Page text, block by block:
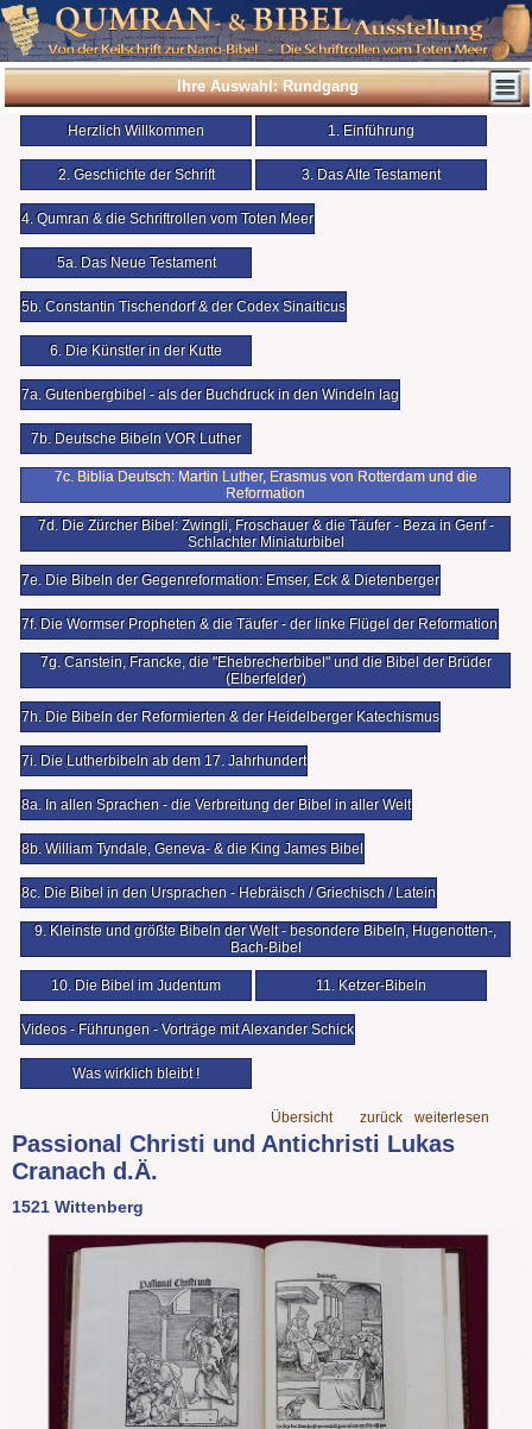
Ihre Auswahl: Rundgang
Herzlich Willkommen 1. Einführung
2. Geschichte der Schrift 3. Das Alte Testament
4. Qumran & die Schriftrollen vom Toten Meer
5a. Das Neue Testament
5b. Constantin Tischendorf & der Codex Sinaiticus
6. Die Künstler in der Kutte
7a. Gutenbergbibel - als der Buchdruck in den Windeln lag
7b. Deutsche Bibeln VOR Luther
7c. Biblia Deutsch: Martin Luther, Erasmus von Rotterdam und die
Reformation
7d. Die Zürcher Bibel: Zwingli, Froschauer & die Täufer - Beza in Genf -
Schlachter Miniaturbibel
7e. Die Bibeln der Gegenreformation: Emser, Eck & Dietenberger
7f. Die Wormser Propheten & die Täufer - der linke Flügel der Reformation
7g. Canstein, Francke, die "Ehebrecherbibel" und die Bibel der Brüder
(Elberfelder)
7h. Die Bibeln der Reformierten & der Heidelberger Katechismus
7i. Die Lutherbibeln ab dem 17. Jahrhundert
8a. In allen Sprachen - die Verbreitung der Bibel in aller Welt
8b. William Tyndale, Geneva- & die King James Bibel
8c. Die Bibel in den Ursprachen - Hebräisch / Griechisch / Latein
9. Kleinste und größte Bibeln der Welt - besondere Bibeln, Hugenotten-,
Bach-Bibel
10. Die Bibel im Judentum 11. Ketzer-Bibeln
Videos - Führungen - Vorträge mit Alexander Schick
Was wirklich bleibt !
Übersicht zurück weiterlesen
Passional Christi und Antichristi Lukas
Cranach d.Ä.
1521 Wittenberg